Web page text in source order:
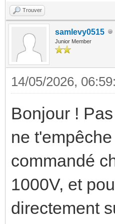
Trouver
samlevy0515
Junior Member
14/05/2026,
Bonjour !
ne
commandé
1000V, et
directement